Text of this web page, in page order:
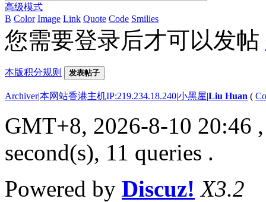
高级模式
B Color Image Link Quote Code Smilies
您需要登录后才可以发帖
本版积分规则 发表帖子
Archiver|本网站香港主机IP:219.234.18.240|小黑屋|Liu Huan (
GMT+8, 2026-8-10 20:46
second(s), 11 queries .
Powered by Discuz! X3.2